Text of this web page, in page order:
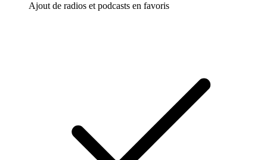
Ajout de radios et podcasts en favoris